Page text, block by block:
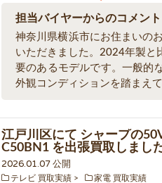
担当バイヤーからのコメント
神奈川県横浜市にお住まいの
いただきました。2024年製と
要のあるモデルです。一般的
外観コンディションを踏まえ
江戸川区にて シャープの
C50BN1 を出張買取しまし
2026.01.07 公開
テレビ 買取実績 家電 買取実績